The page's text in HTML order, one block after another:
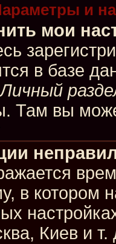
и
мои
в базе
Личный
Там вы
в котором
Киев и